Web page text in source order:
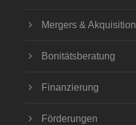
Mergers & Akquisition
Bonitätsberatung
Finanzierung
Förderungen